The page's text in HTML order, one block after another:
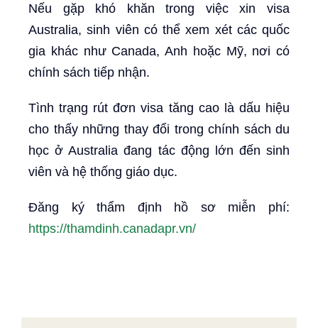
Nếu gặp khó khăn trong việc xin visa
Australia, sinh viên có thể xem xét các quốc
gia khác như Canada, Anh hoặc Mỹ, nơi có
chính sách tiếp nhận.
Tình trạng rút đơn visa tăng cao là dấu hiệu
cho thấy những thay đổi trong chính sách du
học ở Australia đang tác động lớn đến sinh
viên và hệ thống giáo dục.
Đăng ký thẩm định hồ sơ miễn phí:
https://thamdinh.canadapr.vn/